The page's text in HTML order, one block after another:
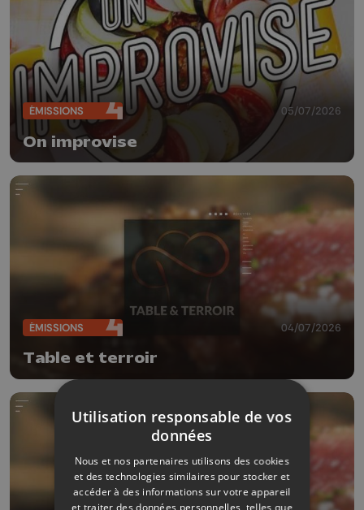
ÉMISSIONS 05/07/2026
On improvise
ÉMISSIONS 04/07/2026
Table et terroir
Utilisation responsable de vos
données
Nous et nos partenaires utilisons des cookies
et des technologies similaires pour stocker et
accéder à des informations sur votre appareil
et traiter des données personnelles, telles que